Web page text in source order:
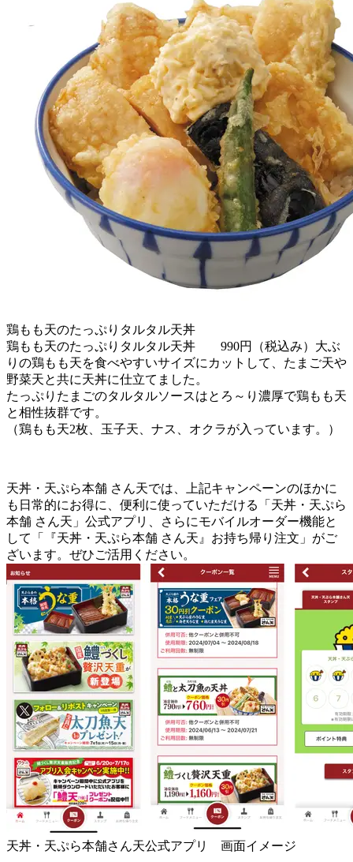
鶏もも天のたっぷりタルタル天丼
鶏もも天のたっぷりタルタル天丼 990円（税込み）大ぶ
りの鶏もも天を食べやすいサイズにカットして、たまご天や
野菜天と共に天丼に仕立てました。
たっぷりたまごのタルタルソースはとろ～り濃厚で鶏もも天
と相性抜群です。
（鶏もも天2枚、玉子天、ナス、オクラが入っています。）
天丼・天ぷら本舗 さん天では、上記キャンペーンのほかに
も日常的にお得に、便利に使っていただける「天丼・天ぷら
本舗 さん天」公式アプリ、さらにモバイルオーダー機能と
して「『天丼・天ぷら本舗 さん天』お持ち帰り注文」がご
ざいます。ぜひご活用ください。
天丼・天ぷら本舗さん天公式アプリ 画面イメージ